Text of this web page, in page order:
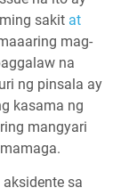
sakit at
mag-
na
ng pinsala ay
kasama ng
mangyari
sa